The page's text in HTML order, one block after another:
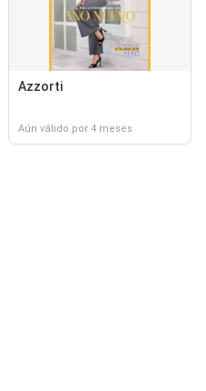
Azzorti
Aún válido por 4 meses